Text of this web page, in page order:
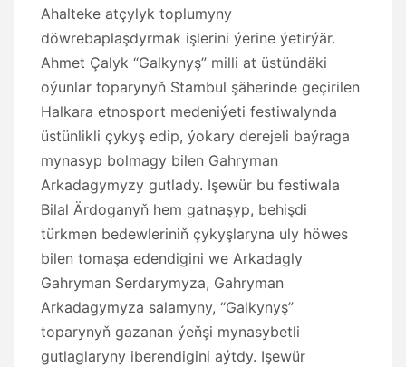
Ahalteke atçylyk toplumyny
döwrebaplaşdyrmak işlerini ýerine ýetirýär.
Ahmet Çalyk “Galkynyş” milli at üstündäki
oýunlar toparynyň Stambul şäherinde geçirilen
Halkara etnosport medeniýeti festiwalynda
üstünlikli çykyş edip, ýokary derejeli baýraga
mynasyp bolmagy bilen Gahryman
Arkadagymyzy gutlady. Işewür bu festiwala
Bilal Ärdoganyň hem gatnaşyp, behişdi
türkmen bedewleriniň çykyşlaryna uly höwes
bilen tomaşa edendigini we Arkadagly
Gahryman Serdarymyza, Gahryman
Arkadagymyza salamyny, “Galkynyş”
toparynyň gazanan ýeňşi mynasybetli
gutlaglaryny iberendigini aýtdy. Işewür